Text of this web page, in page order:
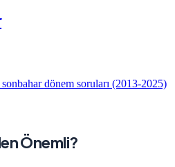
dönem soruları (2013-2025)
Önemli?